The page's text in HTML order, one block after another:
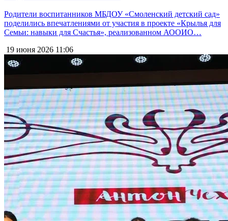
Родители воспитанников МБДОУ «Смоленский детский сад»
поделились впечатлениями от участия в проекте «Крылья для
Семьи: навыки для Счастья», реализованном АООИО…
19 июня 2026 11:06